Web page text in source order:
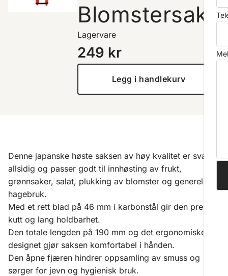
Blomstersaks
Lagervare
249 kr
Legg i handlekurv
Denne japanske høste saksen av høy kvalitet er svært
allsidig og passer godt til innhøsting av frukt,
grønnsaker, salat, plukking av blomster og generell
hagebruk.
Med et rett blad på 46 mm i karbonstål gir den presise
kutt og lang holdbarhet.
Den totale lengden på 190 mm og det ergonomiske
designet gjør saksen komfortabel i hånden.
Den åpne fjæren hindrer oppsamling av smuss og
sørger for jevn og hygienisk bruk.